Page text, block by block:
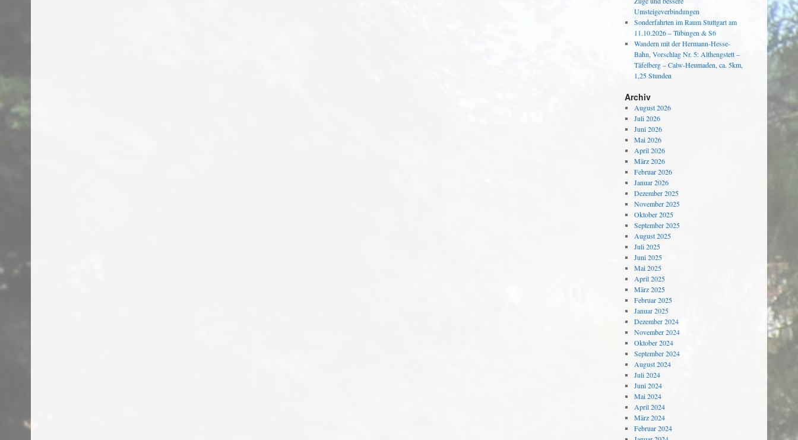
Umsteigeverbindungen
Sonderfahrten im Raum Stuttgart am
11.10.2026 – Tübingen & S6
Wandern mit der Hermann-Hesse-
Bahn, Vorschlag Nr. 5: Althengstett –
Täfelberg – Calw-Heumaden, ca. 5km,
1,25 Stunden
Archiv
August 2026
Juli 2026
Juni 2026
Mai 2026
April 2026
März 2026
Februar 2026
Januar 2026
Dezember 2025
November 2025
Oktober 2025
September 2025
August 2025
Juli 2025
Juni 2025
Mai 2025
April 2025
März 2025
Februar 2025
Januar 2025
Dezember 2024
November 2024
Oktober 2024
September 2024
August 2024
Juli 2024
Juni 2024
Mai 2024
April 2024
März 2024
Februar 2024